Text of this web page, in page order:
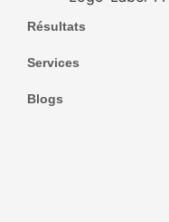
Résultats
Services
Blogs